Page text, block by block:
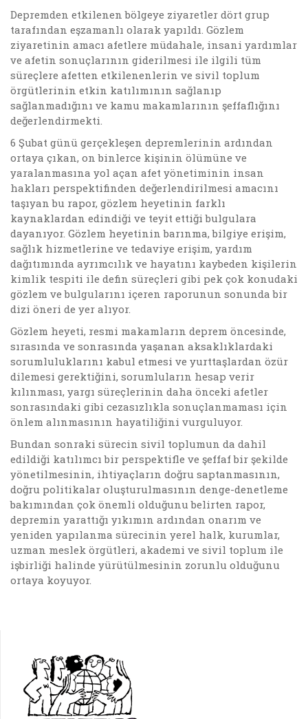
Depremden etkilenen bölgeye ziyaretler dört grup
tarafından eşzamanlı olarak yapıldı. Gözlem
ziyaretinin amacı afetlere müdahale, insani yardımlar
ve afetin sonuçlarının giderilmesi ile ilgili tüm
süreçlere afetten etkilenenlerin ve sivil toplum
örgütlerinin etkin katılımının sağlanıp
sağlanmadığını ve kamu makamlarının şeffaflığını
değerlendirmekti.
6 Şubat günü gerçekleşen depremlerinin ardından
ortaya çıkan, on binlerce kişinin ölümüne ve
yaralanmasına yol açan afet yönetiminin insan
hakları perspektifinden değerlendirilmesi amacını
taşıyan bu rapor, gözlem heyetinin farklı
kaynaklardan edindiği ve teyit ettiği bulgulara
dayanıyor. Gözlem heyetinin barınma, bilgiye erişim,
sağlık hizmetlerine ve tedaviye erişim, yardım
dağıtımında ayrımcılık ve hayatını kaybeden kişilerin
kimlik tespiti ile defin süreçleri gibi pek çok konudaki
gözlem ve bulgularını içeren raporunun sonunda bir
dizi öneri de yer alıyor.
Gözlem heyeti, resmi makamların deprem öncesinde,
sırasında ve sonrasında yaşanan aksaklıklardaki
sorumluluklarını kabul etmesi ve yurttaşlardan özür
dilemesi gerektiğini, sorumluların hesap verir
kılınması, yargı süreçlerinin daha önceki afetler
sonrasındaki gibi cezasızlıkla sonuçlanmaması için
önlem alınmasının hayatiliğini vurguluyor.
Bundan sonraki sürecin sivil toplumun da dahil
edildiği katılımcı bir perspektifle ve şeffaf bir şekilde
yönetilmesinin, ihtiyaçların doğru saptanmasının,
doğru politikalar oluşturulmasının denge-denetleme
bakımından çok önemli olduğunu belirten rapor,
depremin yarattığı yıkımın ardından onarım ve
yeniden yapılanma sürecinin yerel halk, kurumlar,
uzman meslek örgütleri, akademi ve sivil toplum ile
işbirliği halinde yürütülmesinin zorunlu olduğunu
ortaya koyuyor.